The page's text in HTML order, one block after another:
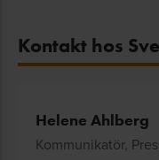
Kontakt hos
Helene Ahlberg
Kommunikatör,